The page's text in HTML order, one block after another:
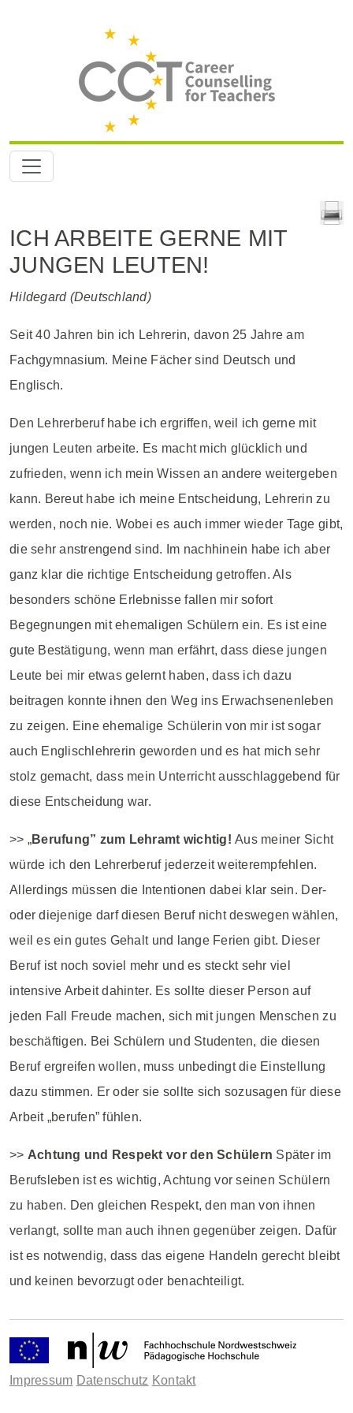
ICH ARBEITE GERNE MIT
JUNGEN LEUTEN!
Hildegard (Deutschland)
Seit 40 Jahren bin ich Lehrerin, davon 25 Jahre am
Fachgymnasium. Meine Fächer sind Deutsch und
Englisch.
Den Lehrerberuf habe ich ergriffen, weil ich gerne mit
jungen Leuten arbeite. Es macht mich glücklich und
zufrieden, wenn ich mein Wissen an andere weitergeben
kann. Bereut habe ich meine Entscheidung, Lehrerin zu
werden, noch nie. Wobei es auch immer wieder Tage gibt,
die sehr anstrengend sind. Im nachhinein habe ich aber
ganz klar die richtige Entscheidung getroffen. Als
besonders schöne Erlebnisse fallen mir sofort
Begegnungen mit ehemaligen Schülern ein. Es ist eine
gute Bestätigung, wenn man erfährt, dass diese jungen
Leute bei mir etwas gelernt haben, dass ich dazu
beitragen konnte ihnen den Weg ins Erwachsenenleben
zu zeigen. Eine ehemalige Schülerin von mir ist sogar
auch Englischlehrerin geworden und es hat mich sehr
stolz gemacht, dass mein Unterricht ausschlaggebend für
diese Entscheidung war.
>> „Berufung” zum Lehramt wichtig! Aus meiner Sicht
würde ich den Lehrerberuf jederzeit weiterempfehlen.
Allerdings müssen die Intentionen dabei klar sein. Der-
oder diejenige darf diesen Beruf nicht deswegen wählen,
weil es ein gutes Gehalt und lange Ferien gibt. Dieser
Beruf ist noch soviel mehr und es steckt sehr viel
intensive Arbeit dahinter. Es sollte dieser Person auf
jeden Fall Freude machen, sich mit jungen Menschen zu
beschäftigen. Bei Schülern und Studenten, die diesen
Beruf ergreifen wollen, muss unbedingt die Einstellung
dazu stimmen. Er oder sie sollte sich sozusagen für diese
Arbeit „berufen” fühlen.
>> Achtung und Respekt vor den Schülern Später im
Berufsleben ist es wichtig, Achtung vor seinen Schülern
zu haben. Den gleichen Respekt, den man von ihnen
verlangt, sollte man auch ihnen gegenüber zeigen. Dafür
ist es notwendig, dass das eigene Handeln gerecht bleibt
und keinen bevorzugt oder benachteiligt.
Impressum Datenschutz Kontakt